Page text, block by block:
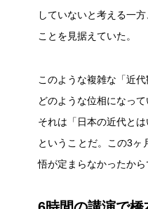
していないと考える一
ことを見据えていた。
このような複雑な「近
どのような位相になっ
それは「日本の近代と
ということだ。この3ヶ
悟が定まらなかったから